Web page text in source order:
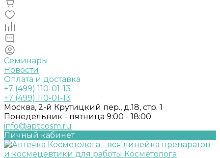
Семинары
Новости
Оплата и доставка
+7 (499) 110-01-13
+7 (499) 110-01-13
Москва, 2-й Крутицкий пер., д.18, стр. 1
Понедельник - пятница 9:00 - 18:00
info@aptcosm.ru
Личный кабинет